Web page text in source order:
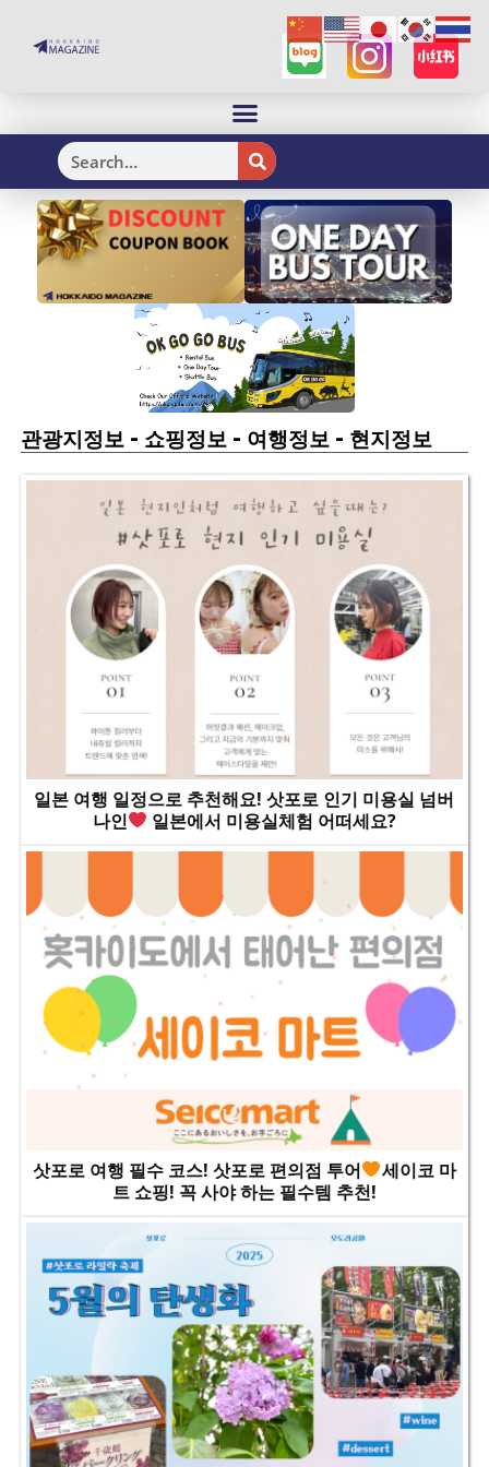
H
관광지정보- 쇼핑정보- 여행정보- 현지정보
일본 여행 일정으로 추천해요! 삿포로 인기 미용실 넘버
나인
일본에서 미용실체험 어떠세요?
삿포로 여행 필수 코스! 삿포로 편의점 투어
세이코 마
트 쇼핑! 꼭 사야 하는 필수템 추천!